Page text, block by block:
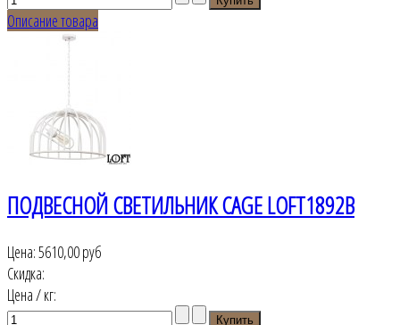
Описание товара
ПОДВЕСНОЙ СВЕТИЛЬНИК CAGE LOFT1892B
Цена:5610,00 руб
Скидка:
Цена / кг: